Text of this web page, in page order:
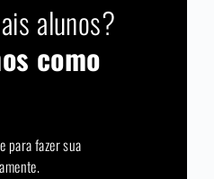
alunos?
como
para fazer sua